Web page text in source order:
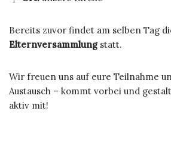
Bereits zuvor findet am selben Tag
Elternversammlungstatt.
Wir freuen uns auf eure Teilnahme
Austausch – kommt vorbei und
aktiv mit!